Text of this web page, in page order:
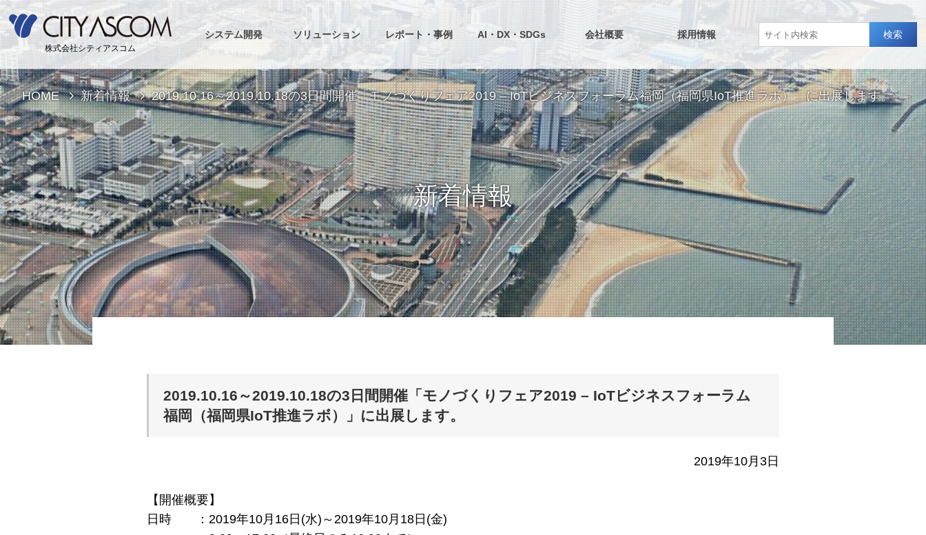
株式会社シティアスコム
システム開発 ソリューション レポート・事例 AI・DX・SDGs 会社概要 採用情報 検索
新着情報
HOME 新着情報 2019.10.16～2019.10.18の3日間開催「モノづくりフェア2019 – IoTビジネスフォーラム福岡（福岡県IoT推進ラボ）」に出展します。
2019.10.16～2019.10.18の3日間開催「モノづくりフェア2019 – IoTビジネスフォーラム
福岡（福岡県IoT推進ラボ）」に出展します。
2019年10月3日
【開催概要】
日時 ：2019年10月16日(水)～2019年10月18日(金)